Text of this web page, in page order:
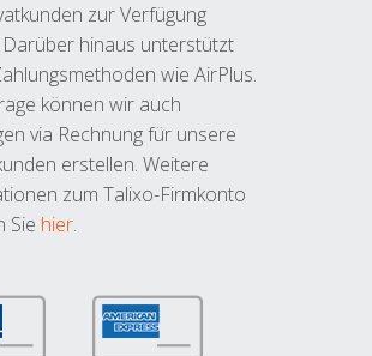
zur Verfügung
hinaus unterstützt
wie AirPlus.
können wir auch
via Rechnung für unsere
erstellen. Weitere
zum Talixo-Firmkonto
Sie hier.